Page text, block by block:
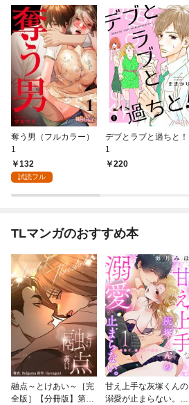
奪う男（フルカラー）
1
132
試読フル
デブとラブと過ちと！
1
220
TLマンガのおすすめ本
融点～とけあい～［完
全版］【分冊版】第1
甘え上手な灰塚くんの
溺愛が止まらない。純